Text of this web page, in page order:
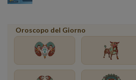
Oroscopo del Giorno